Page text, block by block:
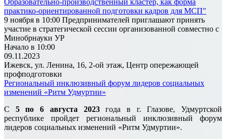
Образовательно-производственный кластер, как форма
практико-ориентированной подготовки кадров для МСП"
9 ноября в 10:00 Предпринимателей приглашают принять
участие в стратегической сессии организованной совместно с
Минобрнауки УР
Начало в 10:00
09.11.2023
Ижевск, ул. Ленина, 16, 2-ой этаж, Центр опережающей
профподготовки
Региональный инклюзивный форум лидеров социальных
изменений «Ритм Удмуртии»
С 5 по 6 августа 2023года в г. Глазове, Удмуртской
республике пройдет региональный инклюзивный форум
лидеров социальных изменений «Ритм Удмуртии».